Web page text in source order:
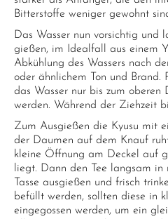
Bitterstoffe weniger gewohnt
Das Wasser nun vorsichtig und
gießen, im Idealfall aus einem
Abkühlung des Wassers nach
oder ähnlichem Ton und Brand.
das Wasser nur bis zum
werden. Während der Ziehzeit
Zum Ausgießen die Kyusu mit
der Daumen auf dem Knauf
kleine Öffnung am Deckel auf
liegt. Dann den Tee langsam
Tasse ausgießen und frisch
befüllt werden, sollten diese in
eingegossen werden, um ein